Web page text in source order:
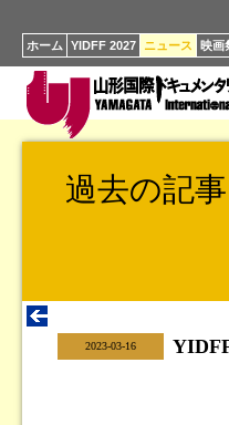
ホーム YIDFF 2027 ニュース 映画
過去の記事
2023-03-16